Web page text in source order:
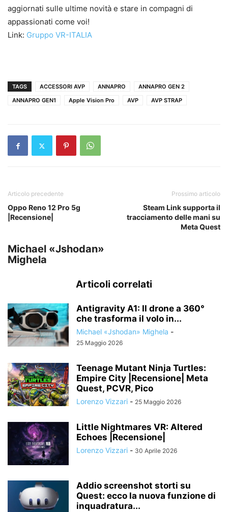
aggiornati sulle ultime novità e stare in compagni di
appassionati come voi!
Link: Gruppo VR-ITALIA
TAGS ACCESSORI AVP ANNAPRO
ANNAPRO GEN 2
ANNAPRO GEN1
Apple Vision Pro AVP AVP STRAP
Articolo precedente
Oppo Reno 12 Pro 5g
|Recensione|
Prossimo articolo
Steam Link supporta il
tracciamento delle mani su
Meta Quest
Michael «Jshodan»
Mighela
Articoli correlati
Antigravity A1: Il drone a 360°
che trasforma il volo in...
Michael «Jshodan» Mighela -
25 Maggio 2026
Teenage Mutant Ninja Turtles:
Empire City |Recensione| Meta
Quest, PCVR, Pico
Lorenzo Vizzari - 25 Maggio 2026
Little Nightmares VR: Altered
Echoes |Recensione|
Lorenzo Vizzari - 30 Aprile 2026
Addio screenshot storti su
Quest: ecco la nuova funzione di
inquadratura...